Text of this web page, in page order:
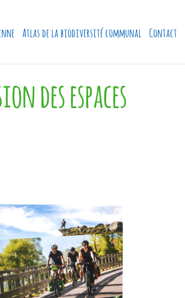
Atlas de la biodiversité communal Contact
des espaces